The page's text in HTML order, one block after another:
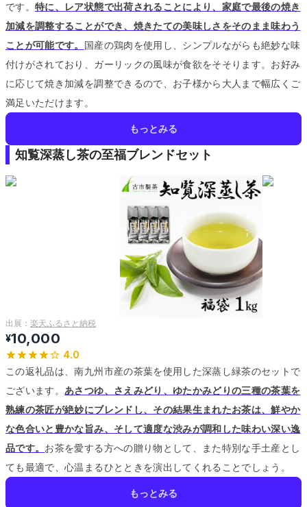
です。特に、レア状態で出荷されることにより、家庭で最後の焼き
加減を調整することができ、焼きたての美味しさをそのまま味わう
ことが可能です。 国産の鶏肉を使用し、シンプルながらも絶妙な味
付けがされており、ガーリックの風味が食欲をそそります。 お好み
に応じて焼き加減を調整できるので、お子様から大人まで幅広くご
満足いただけます。
もっとみる
知覧深蒸し茶の至福ブレンドセット
出展： 楽天ふるさと納税
¥10,000
4.0
この返礼品は、南九州市産の茶葉を使用した深蒸し緑茶のセットで
ございます。 あさつゆ、さえみどり、ゆたかみどりの三種の茶葉を
熟練の茶匠が絶妙にブレンドし、その結果生まれたお茶は、鮮やか
な色合いと豊かな旨み、そして適度な渋みが調和した味わい深い逸
品です。 お茶を愛する方への贈り物として、また特別な手土産とし
ても最適で、心温まるひとときを演出してくれることでしょう。
もっとみる